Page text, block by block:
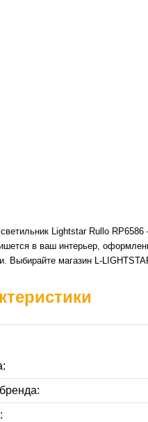
Lightstar Rullo
в ваш интерьер,
Выбирайте магазин L-